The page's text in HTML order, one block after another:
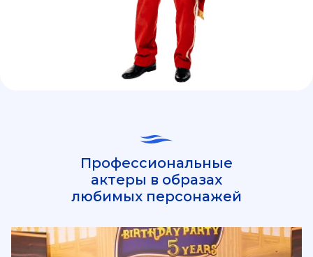
Профессиональные
актеры в образах
любимых персонажей